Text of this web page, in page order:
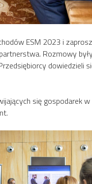
ESM 2023 i
Rozmowy
się gospodarek